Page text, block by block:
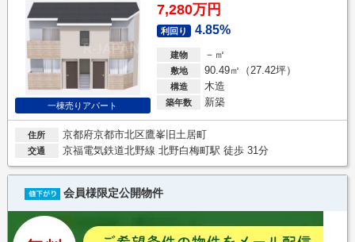
一棟売りアパート
7,280万円
利回り 4.85%
建物 －㎡
敷地 90.49㎡（27.42坪）
構造 木造
築年数 新築
住所 京都府京都市北区鷹峯旧土居町
交通 京福電気鉄道北野線 北野白梅町駅 徒歩 31分
会員様限定公開物件